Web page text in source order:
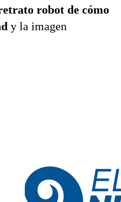
robot de cómo
y la imagen